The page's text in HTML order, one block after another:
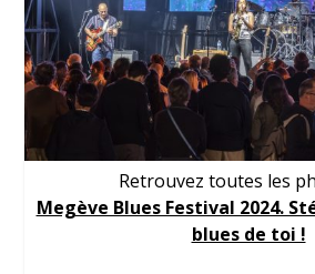
Retrouvez toutes les
Megève Blues Festival 2024.
blues de toi !